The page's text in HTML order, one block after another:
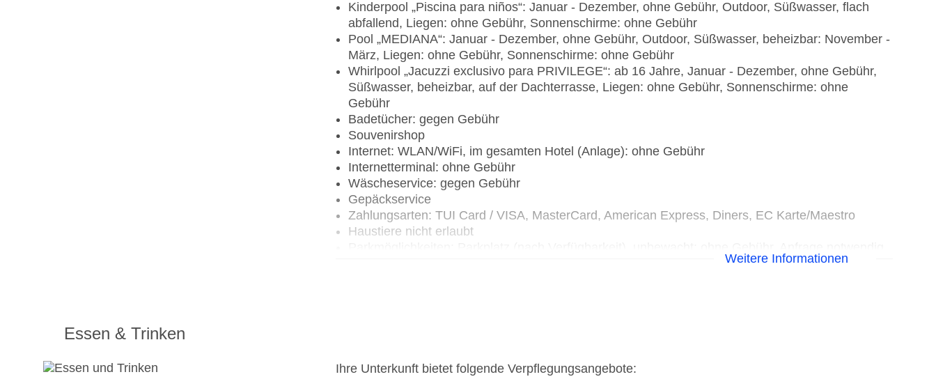
Kinderpool „Piscina para niños“: Januar - Dezember, ohne Gebühr, Outdoor, Süßwasser, flach
abfallend, Liegen: ohne Gebühr, Sonnenschirme: ohne Gebühr
Pool „MEDIANA“: Januar - Dezember, ohne Gebühr, Outdoor, Süßwasser, beheizbar: November -
März, Liegen: ohne Gebühr, Sonnenschirme: ohne Gebühr
Whirlpool „Jacuzzi exclusivo para PRIVILEGE“: ab 16 Jahre, Januar - Dezember, ohne Gebühr,
Süßwasser, beheizbar, auf der Dachterrasse, Liegen: ohne Gebühr, Sonnenschirme: ohne
Gebühr
Badetücher: gegen Gebühr
Souvenirshop
Internet: WLAN/WiFi, im gesamten Hotel (Anlage): ohne Gebühr
Internetterminal: ohne Gebühr
Wäscheservice: gegen Gebühr
Gepäckservice
Zahlungsarten: TUI Card / VISA, MasterCard, American Express, Diners, EC Karte/Maestro
Haustiere nicht erlaubt
Weitere Informationen
Essen & Trinken
Ihre Unterkunft bietet folgende Verpflegungsangebote: